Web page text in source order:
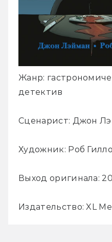
Жанр:
детектив
Сценарист: Джон
Художник: Роб
Выход оригинала:
Издательство: XL